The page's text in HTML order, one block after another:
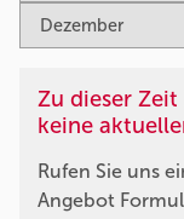
Zu dieser
keine
Rufen Sie uns
Angebot